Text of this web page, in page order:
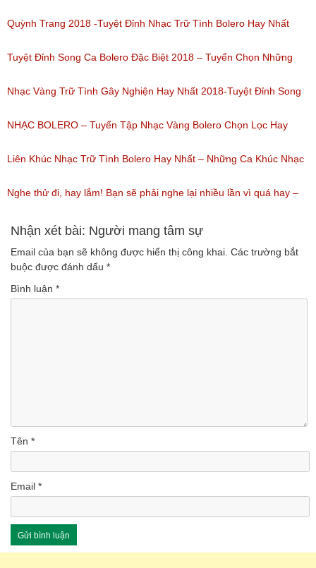
(Lượt nghe: 80)
miền tây hay nhất
(Lượt nghe: 184)
Quỳnh Trang 2018 -Tuyệt Đỉnh Nhạc Trữ Tình Bolero Hay Nhất
Của Quỳnh Trang 2018
(Lượt nghe: 155)
Tuyệt Đỉnh Song Ca Bolero Đặc Biệt 2018 – Tuyển Chọn Những
Bài Hát Song Ca Nhạc Vàng Bolero Hay Nhất
(Lượt nghe: 218)
Nhạc Vàng Trữ Tình Gây Nghiện Hay Nhất 2018-Tuyệt Đỉnh Song
Ca Thiên Quang Quỳnh Trang Ngọt Ngào
(Lượt nghe: 219)
NHẠC BOLERO – Tuyển Tập Nhạc Vàng Bolero Chọn Lọc Hay
Nhất / Tuyệt Đỉnh Bolero
(Lượt nghe: 99)
Liên Khúc Nhạc Trữ Tình Bolero Hay Nhất – Những Ca Khúc Nhạc
Vàng Trữ Tình Hay Nhất 2018
(Lượt nghe: 75)
Nghe thử đi, hay lắm! Bạn sẽ phải nghe lại nhiều lần vì quá hay –
Nhạc miền Tây đặc sắc
(Lượt nghe: 46)
Nhận xét bài: Người mang tâm sự
Email của bạn sẽ không được hiển thị công khai. Các trường bắt
buộc được đánh dấu *
Bình luận *
Tên *
Email *